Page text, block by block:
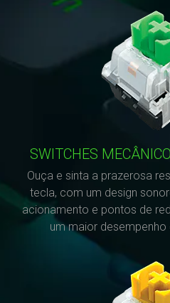
SWITCHES
Ouça e sinta a prazerosa
tecla, com um design
acionamento e pontos de
um maior